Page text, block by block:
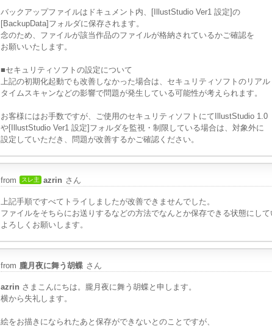
バックアップファイルはドキュメント内、[IllustStudio Ver1 設定]の
[BackupData]フォルダに保存されます。
念のため、ファイルが該当作品のファイルが格納されているかご確認を
お願いいたします。
■セキュリティソフトの設定について
上記の初期化起動でも改善しなかった場合は、セキュリティソフトのリアル
タイムスキャンなどの影響で問題が発生している可能性が考えられます。
お客様にはお手数ですが、ご使用のセキュリティソフトにてIllustStudio 1.0
や[IllustStudio Ver1 設定]フォルダを監視・制限している場合は、対象外に
設定していただき、問題が改善するかご確認ください。
from スレ主 azrin さん
上記手順ですべてトライしましたが改善できませんでした。
ファイルをそちらにお送りするなどの方法でなんとか保存できる状態にし
よろしくお願いします。
from 朧月夜に舞う胡蝶 さん
azrin さまこんにちは。朧月夜に舞う胡蝶と申します。
横から失礼します。
絵をお描きになられたあと保存ができないとのことですが、